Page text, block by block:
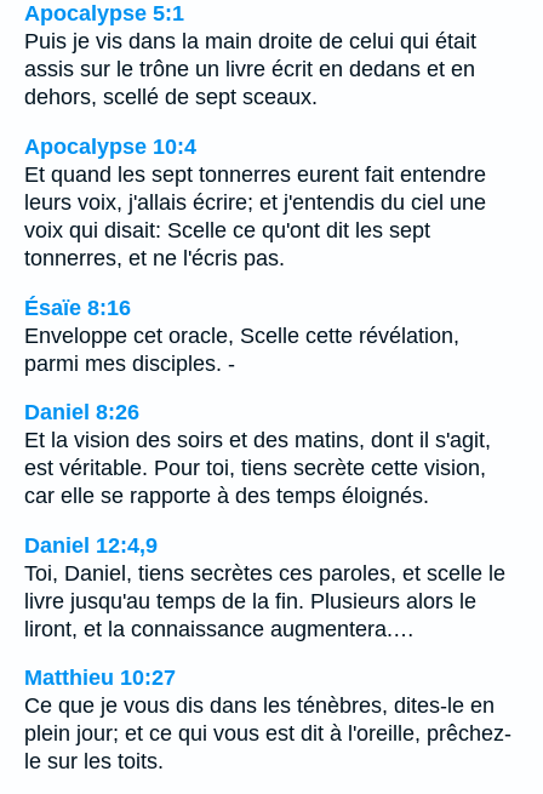
Apocalypse 5:1
Puis je vis dans la main droite de celui qui était
assis sur le trône un livre écrit en dedans et en
dehors, scellé de sept sceaux.
Apocalypse 10:4
Et quand les sept tonnerres eurent fait entendre
leurs voix, j'allais écrire; et j'entendis du ciel une
voix qui disait: Scelle ce qu'ont dit les sept
tonnerres, et ne l'écris pas.
Ésaïe 8:16
Enveloppe cet oracle, Scelle cette révélation,
parmi mes disciples. -
Daniel 8:26
Et la vision des soirs et des matins, dont il s'agit,
est véritable. Pour toi, tiens secrète cette vision,
car elle se rapporte à des temps éloignés.
Daniel 12:4,9
Toi, Daniel, tiens secrètes ces paroles, et scelle le
livre jusqu'au temps de la fin. Plusieurs alors le
liront, et la connaissance augmentera.…
Matthieu 10:27
Ce que je vous dis dans les ténèbres, dites-le en
plein jour; et ce qui vous est dit à l'oreille, prêchez-
le sur les toits.